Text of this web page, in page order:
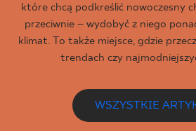
które chcą podkreślić nowoczesny
przeciwnie – wydobyć z niego
klimat. To także miejsce, gdzie
trendach czy
WSZYSTKIE